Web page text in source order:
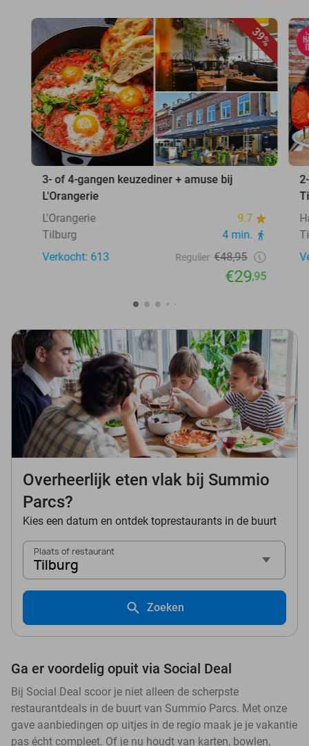
39%
3- of 4-gangen keuzediner + amuse bij
L'Orangerie
L'Orangerie
9.7
Tilburg
4 min.
Verkocht: 613
Regulier €48,95
€29,95
Overheerlijk eten vlak bij Summio
Parcs?
Kies een datum en ontdek toprestaurants in de buurt
Plaats of restaurant
Tilburg
Zoeken
Ga er voordelig opuit via Social Deal
Bij Social Deal scoor je niet alleen de scherpste
restaurantdeals in de buurt van Summio Parcs. Met onze
gave aanbiedingen op uitjes in de regio maak je je vakantie
pas écht compleet. Of je nu houdt van karten, bowlen,